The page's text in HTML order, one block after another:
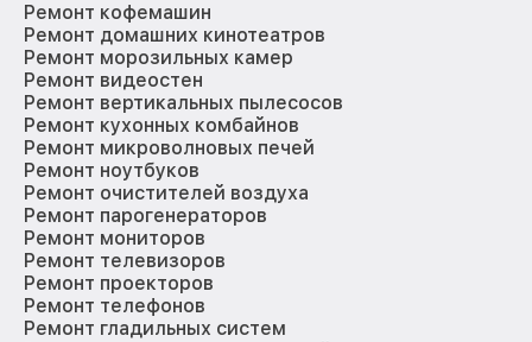
Ремонт кофемашин
Ремонт домашних кинотеатров
Ремонт морозильных камер
Ремонт видеостен
Ремонт вертикальных пылесосов
Ремонт кухонных комбайнов
Ремонт микроволновых печей
Ремонт ноутбуков
Ремонт очистителей воздуха
Ремонт парогенераторов
Ремонт мониторов
Ремонт телевизоров
Ремонт проекторов
Ремонт телефонов
Ремонт гладильных систем